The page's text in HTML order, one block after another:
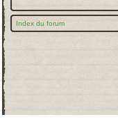
Index du forum